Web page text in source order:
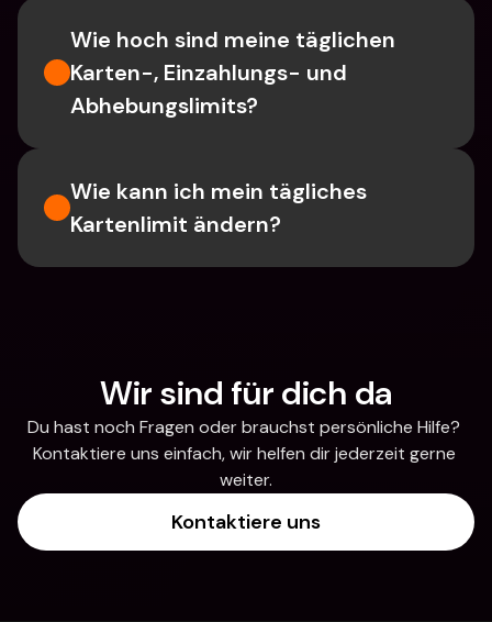
Wie hoch sind meine täglichen
Karten-, Einzahlungs- und
Abhebungslimits?
Wie kann ich mein tägliches
Kartenlimit ändern?
Wir sind für dich da
Du hast noch Fragen oder brauchst persönliche Hilfe?
Kontaktiere uns einfach, wir helfen dir jederzeit gerne
weiter.
Kontaktiere uns